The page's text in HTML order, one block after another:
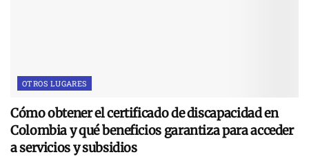
OTROS LUGARES
Cómo obtener el certificado de discapacidad en
Colombia y qué beneficios garantiza para acceder
a servicios y subsidios